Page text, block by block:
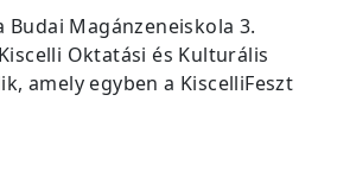
Budai Magánzeneiskola 3.
Oktatási és Kulturális
amely egyben a KiscelliFeszt